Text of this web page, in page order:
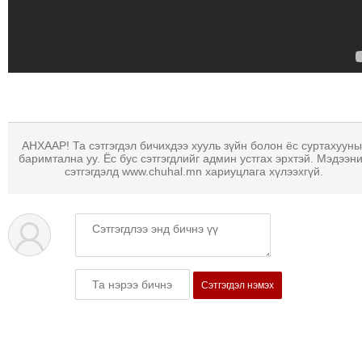
ТОЙРОНД
ХАВРЫН
ЧУУЛГАНЫ
"ОУВС"-
ИЙН
АНХААР! Та сэтгэгдэл бичихдээ хууль зүйн болон ёс
баримтална уу. Ёс бус сэтгэгдлийг админ устгах эрхтэй.
сэтгэгдэлд www.chuhal.mn хариуцлага хүлээхгүй.
Сэтгэгдэл нэмэх